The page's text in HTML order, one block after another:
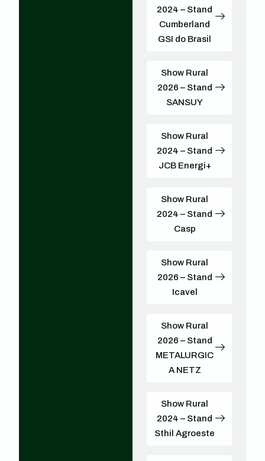
2024 – Stand
Cumberland
GSI do Brasil
Show Rural
2026 – Stand
SANSUY
Show Rural
2024 – Stand
JCB Energi+
Show Rural
2024 – Stand
Casp
Show Rural
2026 – Stand
Icavel
Show Rural
2026 – Stand
METALURGIC
A NETZ
Show Rural
2024 – Stand
Sthil Agroeste